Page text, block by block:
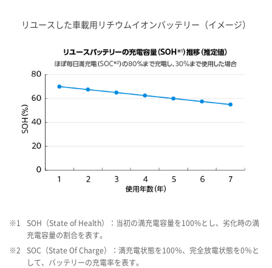
リユースした車載用リチウムイオンバッテリー（イメージ）
※1
SOH（State of Health）：当初の満充電容量を100%とし、劣化時の満
充電容量の割合を表す。
※2
SOC（State Of Charge）：満充電状態を100％、完全放電状態を0％と
して、バッテリーの充電率を表す。